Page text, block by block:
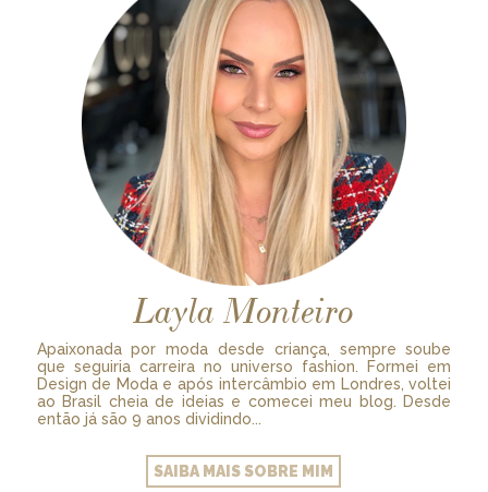
Layla Monteiro
Apaixonada por moda desde criança, sempre soube
que seguiria carreira no universo fashion. Formei em
Design de Moda e após intercâmbio em Londres, voltei
ao Brasil cheia de ideias e comecei meu blog. Desde
então já são 9 anos dividindo...
SAIBA MAIS SOBRE MIM